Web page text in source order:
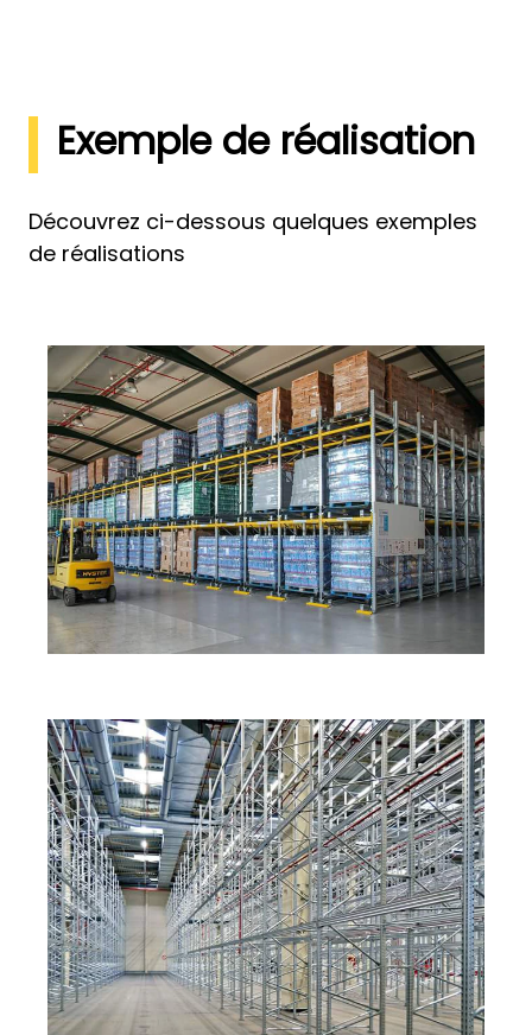
Exemple de réalisation
Découvrez ci-dessous quelques exemples
de réalisations